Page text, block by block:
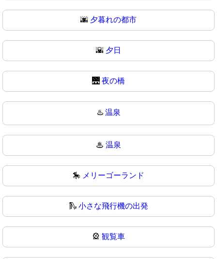
🌆 夕暮れの都市
🌇 夕日
🌉 夜の橋
♨️ 温泉
♨ 温泉
🎠 メリーゴーランド
🛝 小さな飛行機の出発
🎡 観覧車